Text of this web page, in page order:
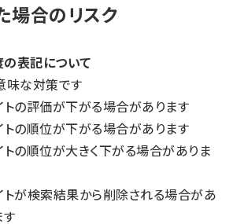
場合のリスク
の表記について
味な対策です
トの評価が下がる場合があります
トの順位が下がる場合があります
トの順位が大きく下がる場合がありま
トが検索結果から削除される場合があ
す